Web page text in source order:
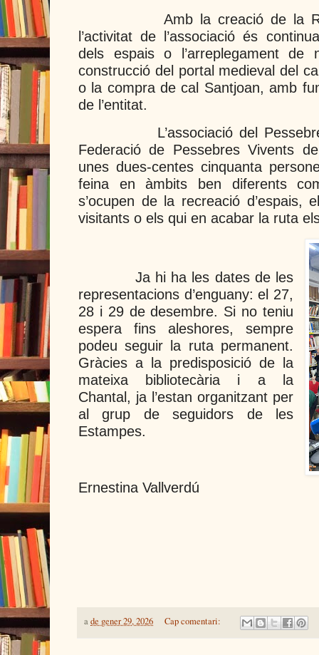
Amb la creació de la
l’activitat de l’associació és
dels espais o l’arreplegament de
construcció del portal medieval del
o la compra de cal Santjoan, amb
de l’entitat.
L’associació del
Federació de Pessebres Vivents
unes dues-centes cinquanta
feina en àmbits ben diferents
s’ocupen de la recreació d’espais,
visitants o els qui en acabar la ruta
Ja hi ha les dates de les
representacions d’enguany: el 27,
28 i 29 de desembre. Si no teniu
espera fins aleshores, sempre
podeu seguir la ruta permanent.
Gràcies a la predisposició de la
mateixa bibliotecària i a la
Chantal, ja l’estan organitzant per
al grup de seguidors de les
Estampes.
Ernestina Vallverdú
ade gener 29, 2026 Cap comentari: